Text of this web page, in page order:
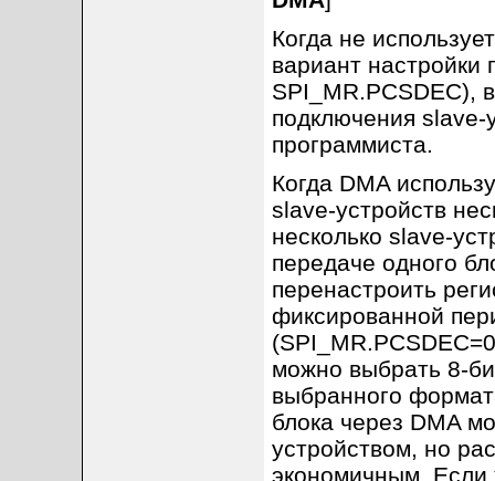
Когда не
вариант
SPI_MR.PCSDEC),
подключения slave-
программиста.
Когда DMA
slave-устройств
несколько slave-
передаче одного
перенастроить
фиксированной
можно выбрать 8-
выбранного
блока через DMA
устройством, но
экономичным.